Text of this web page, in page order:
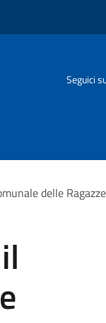
Seguici
delle